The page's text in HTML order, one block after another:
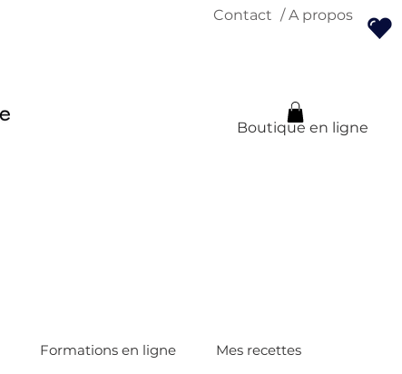
Contact / A propos
Boutique en ligne
Formations en ligne Mes recettes